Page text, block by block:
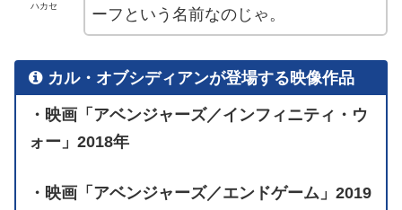
ハカセ
ーフという名前なのじゃ。
カル・オブシディアンが登場する映像作品
・映画「アベンジャーズ／インフィニティ・ウ
ォー」2018年
・映画「アベンジャーズ／エンドゲーム」2019